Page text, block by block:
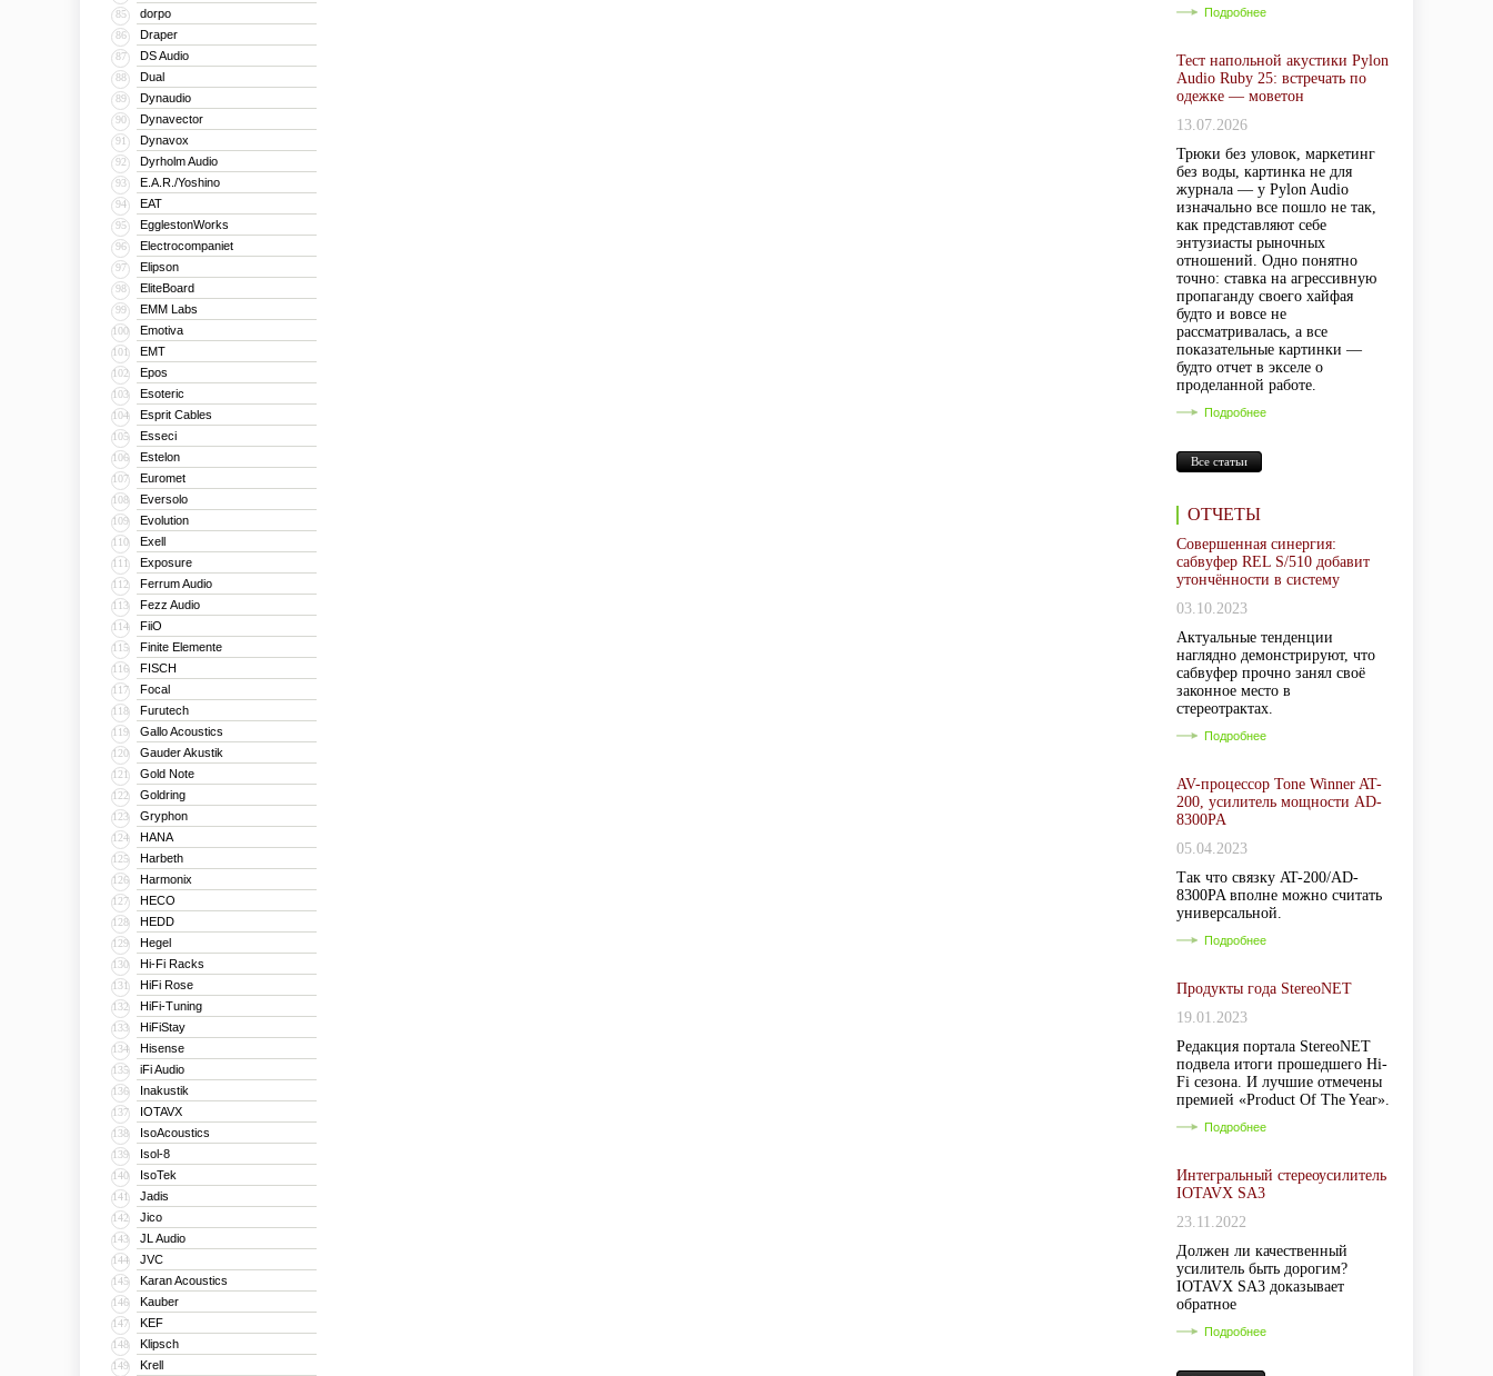
85 dorpo
86 Draper
87 DS Audio
88 Dual
89 Dynaudio
90 Dynavector
91 Dynavox
92 Dyrholm Audio
93 E.A.R./Yoshino
94 EAT
95 EgglestonWorks
96 Electrocompaniet
97 Elipson
98 EliteBoard
99 EMM Labs
100 Emotiva
101 EMT
102 Epos
103 Esoteric
104 Esprit Cables
105 Esseci
106 Estelon
107 Euromet
108 Eversolo
109 Evolution
110 Exell
111 Exposure
112 Ferrum Audio
113 Fezz Audio
114 FiiO
115 Finite Elemente
116 FISCH
117 Focal
118 Furutech
119 Gallo Acoustics
120 Gauder Akustik
121 Gold Note
122 Goldring
123 Gryphon
124 HANA
125 Harbeth
126 Harmonix
127 HECO
128 HEDD
129 Hegel
130 Hi-Fi Racks
131 HiFi Rose
132 HiFi-Tuning
133 HiFiStay
134 Hisense
135 iFi Audio
136 Inakustik
137 IOTAVX
138 IsoAcoustics
139 Isol-8
140 IsoTek
141 Jadis
142 Jico
143 JL Audio
144 JVC
145 Karan Acoustics
146 Kauber
147 KEF
148 Klipsch
149 Krell
Подробнее
Тест напольной акустики Pylon
Audio Ruby 25: встречать по
одежке — моветон
13.07.2026
Трюки без уловок, маркетинг
без воды, картинка не для
журнала — у Pylon Audio
изначально все пошло не так,
как представляют себе
энтузиасты рыночных
отношений. Одно понятно
точно: ставка на агрессивную
пропаганду своего хайфая
будто и вовсе не
рассматривалась, а все
показательные картинки —
будто отчет в экселе о
проделанной работе.
Подробнее
Все статьи
ОТЧЕТЫ
Совершенная синергия:
сабвуфер REL S/510 добавит
утончённости в систему
03.10.2023
Актуальные тенденции
наглядно демонстрируют, что
сабвуфер прочно занял своё
законное место в
стереотрактах.
Подробнее
AV-процессор Tone Winner AT-
200, усилитель мощности AD-
8300PA
05.04.2023
Так что связку AT-200/AD-
8300PA вполне можно считать
универсальной.
Подробнее
Продукты года StereoNET
19.01.2023
Редакция портала StereoNET
подвела итоги прошедшего Hi-
Fi сезона. И лучшие отмечены
премией «Product Of The Year».
Подробнее
Интегральный стереоусилитель
IOTAVX SA3
23.11.2022
Должен ли качественный
усилитель быть дорогим?
IOTAVX SA3 доказывает
обратное
Подробнее